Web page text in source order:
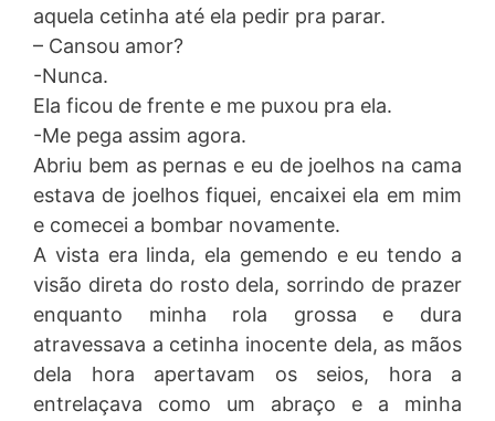
aquela cetinha até ela pedir pra parar.
– Cansou amor?
-Nunca.
Ela ficou de frente e me puxou pra ela.
-Me pega assim agora.
Abriu bem as pernas e eu de joelhos na cama
estava de joelhos fiquei, encaixei ela em mim
e comecei a bombar novamente.
A vista era linda, ela gemendo e eu tendo a
visão direta do rosto dela, sorrindo de prazer
enquanto minha rola grossa e dura
atravessava a cetinha inocente dela, as mãos
dela hora apertavam os seios, hora a
entrelaçava como um abraço e a minha